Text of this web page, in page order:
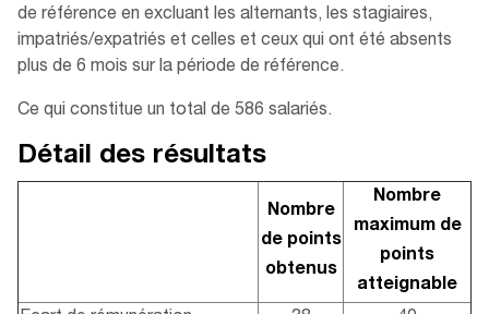
de référence en excluant les alternants, les stagiaires,
impatriés/expatriés et celles et ceux qui ont été absents
plus de 6 mois sur la période de référence.
Ce qui constitue un total de 586 salariés.
Détail des résultats
Nombre
de points
obtenus
Nombre
maximum de
points
atteignable